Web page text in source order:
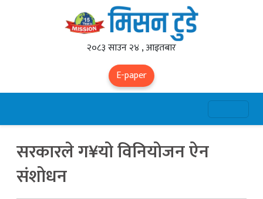
२०८३ साउन २४ , आइतबार
E-paper
सरकारले ग¥यो विनियोजन ऐन
संशोधन